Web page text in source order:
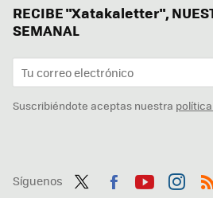
RECIBE "Xatakaletter",
SEMANAL
Suscribiéndote aceptas nuestra
Síguenos